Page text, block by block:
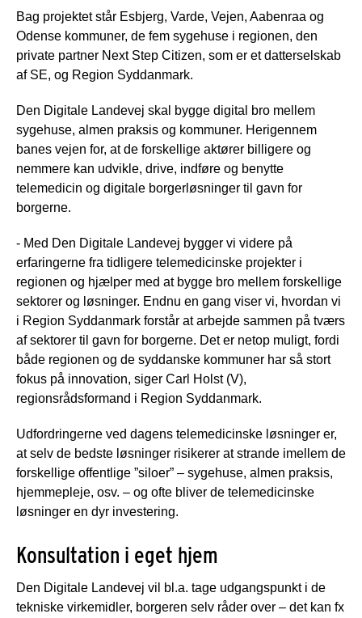
Bag projektet står Esbjerg, Varde, Vejen, Aabenraa og
Odense kommuner, de fem sygehuse i regionen, den
private partner Next Step Citizen, som er et datterselskab
af SE, og Region Syddanmark.
Den Digitale Landevej skal bygge digital bro mellem
sygehuse, almen praksis og kommuner. Herigennem
banes vejen for, at de forskellige aktører billigere og
nemmere kan udvikle, drive, indføre og benytte
telemedicin og digitale borgerløsninger til gavn for
borgerne.
- Med Den Digitale Landevej bygger vi videre på
erfaringerne fra tidligere telemedicinske projekter i
regionen og hjælper med at bygge bro mellem forskellige
sektorer og løsninger. Endnu en gang viser vi, hvordan vi
i Region Syddanmark forstår at arbejde sammen på tværs
af sektorer til gavn for borgerne. Det er netop muligt, fordi
både regionen og de syddanske kommuner har så stort
fokus på innovation, siger Carl Holst (V),
regionsrådsformand i Region Syddanmark.
Udfordringerne ved dagens telemedicinske løsninger er,
at selv de bedste løsninger risikerer at strande imellem de
forskellige offentlige ”siloer” – sygehuse, almen praksis,
hjemmepleje, osv. – og ofte bliver de telemedicinske
løsninger en dyr investering.
Konsultation i eget hjem
Den Digitale Landevej vil bl.a. tage udgangspunkt i de
tekniske virkemidler, borgeren selv råder over – det kan fx